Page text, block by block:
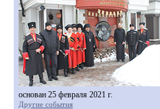
основан 25 февраля 2021 г.
Другие события